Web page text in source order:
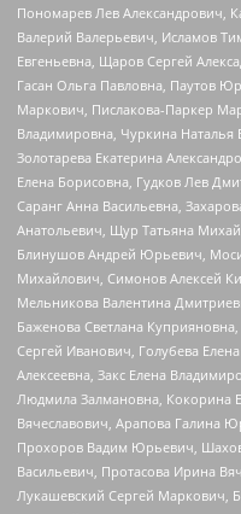
Пономарев Лев Александрович,
Валерий Валерьевич, Исламов
Евгеньевна, Щаров Сергей
Гасан Ольга Павловна, Паутов
Маркович, Пислакова-Паркер
Владимировна, Чуркина Наталья
Золотарева Екатерина
Елена Борисовна, Гудков Лев
Саранг Анна Васильевна,
Анатольевич, Щур Татьяна
Блинушов Андрей Юрьевич,
Михайлович, Симонов Алексей
Мельникова Валентина
Баженова Светлана
Сергей Иванович, Голубева
Алексеевна, Закс Елена
Людмила Залмановна, Кокорина
Вячеславович, Арапова Галина
Прохоров Вадим Юрьевич,
Васильевич, Протасова Ирина
Лукашевский Сергей Маркович,